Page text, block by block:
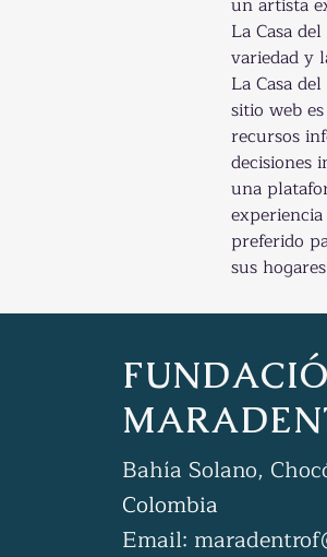
La Casa
variedad y
La Casa
sitio web
recursos
decisiones
una
preferido
sus
Bahía Solano,
Colombia
Email: